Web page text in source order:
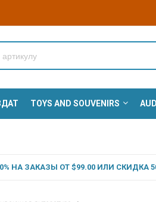
TOYS AND SOUVENIRS
НА ЗАКАЗЫ ОТ $99.00 ИЛИ СКИДКА